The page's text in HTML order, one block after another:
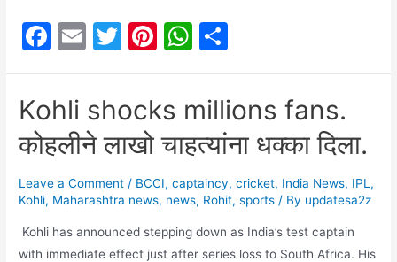
क्रिकेट
सुरूवात!!
F
a
c
e
b
o
o
k
E
m
ai
l
T
w
itt
er
Pi
nt
e
st
W
h
at
s
A
p
p
h
ar
e
Kohli shocks millions fans.
कोहलीने लाखो चाहत्यांना धक्का दिला.
Leave a Comment / BCCI,captaincy,cricket, India News, IPL ,
Kohli, Maharashtra news, news, Rohit,sports / By updatesa2z
Kohli has announced stepping down as India’s test captain
with immediate effect just after series loss to South Africa. His